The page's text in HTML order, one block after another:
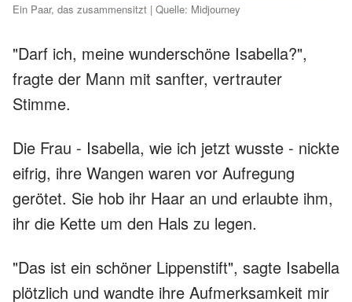
Ein Paar, das zusammensitzt | Quelle: Midjourney
"Darf ich, meine wunderschöne Isabella?",
fragte der Mann mit sanfter, vertrauter
Stimme.
Die Frau - Isabella, wie ich jetzt wusste - nickte
eifrig, ihre Wangen waren vor Aufregung
gerötet. Sie hob ihr Haar an und erlaubte ihm,
ihr die Kette um den Hals zu legen.
"Das ist ein schöner Lippenstift", sagte Isabella
plötzlich und wandte ihre Aufmerksamkeit mir